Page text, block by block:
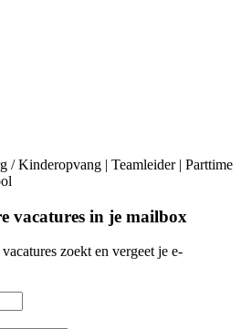
/ Kinderopvang | Teamleider | Parttime
vacatures in je mailbox
zoekt en vergeet je e-